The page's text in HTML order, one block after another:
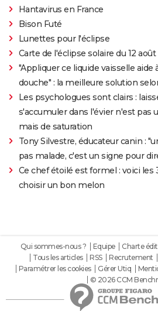
Hantavirus en France
Bison Futé
Lunettes pour l'éclipse
Carte de l'éclipse solaire du 12 août
"Appliquer ce liquide vaisselle aide
douche" : la meilleure solution
Les psychologues sont clairs :
s'accumuler dans l'évier n'est pas
mais de saturation
Tony Silvestre, éducateur canin :
pas malade, c'est un signe pour
Ce chef étoilé est formel : voici les
choisir un bon melon
Qui sommes-nous ? Equipe Charte
Tous les articles
RSS Recrutement
Paramétrer les cookies
Gérer Utiq
© 2026 CCM